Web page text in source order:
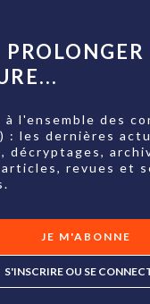
à l'ensemble des
: les dernières
décryptages,
revues et
JE M'ABONNE
S'INSCRIRE OU SE